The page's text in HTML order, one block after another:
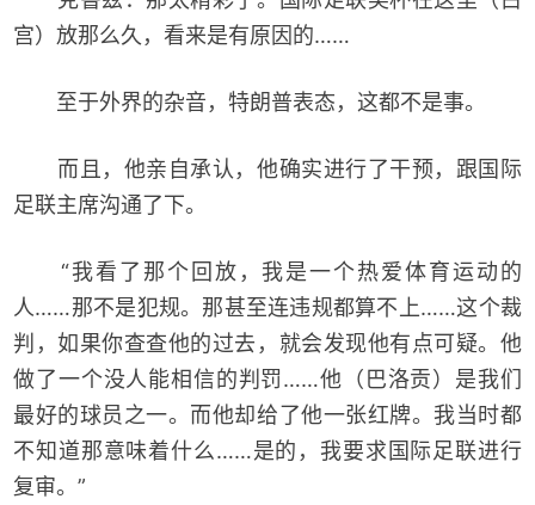
宫）放那么久，看来是有原因的……
至于外界的杂音，特朗普表态，这都不是事。
而且，他亲自承认，他确实进行了干预，跟国际
足联主席沟通了下。
“我看了那个回放，我是一个热爱体育运动的
人……那不是犯规。那甚至连违规都算不上……这个裁
判，如果你查查他的过去，就会发现他有点可疑。他
做了一个没人能相信的判罚……他（巴洛贡）是我们
最好的球员之一。而他却给了他一张红牌。我当时都
不知道那意味着什么……是的，我要求国际足联进行
复审。”